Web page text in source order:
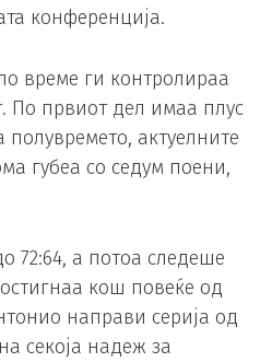
конференција.
време ги контролираа
По првиот дел имаа плус
полувремето, актуелните
губеа со седум поени,
72:64, а потоа следеше
кош повеќе од
направи серија од
секоја надеж за